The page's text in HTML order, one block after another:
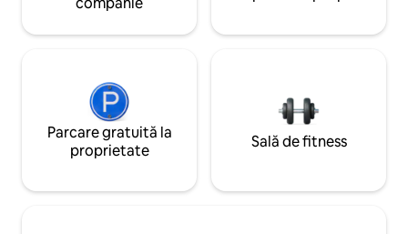
Parcare gratuită la
proprietate
Sală de fitness